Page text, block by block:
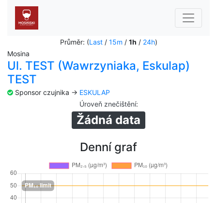
Průměr: (Last/ 15m / 1h / 24h)
Mosina
Ul. TEST (Wawrzyniaka, Eskulap)
TEST
Sponsor czujnika -> ESKULAP
Úroveň znečištění:
Žádná data
Denní graf